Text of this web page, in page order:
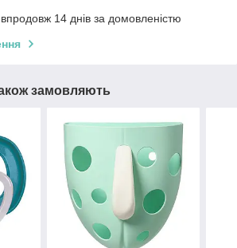
14 днів за домовленістю
замовляють